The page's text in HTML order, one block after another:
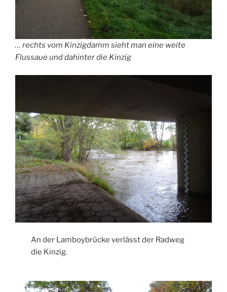
… rechts vom Kinzigdamm sieht man eine weite
Flussaue und dahinter die Kinzig
An der Lamboybrücke verlässt der Radweg
die Kinzig.